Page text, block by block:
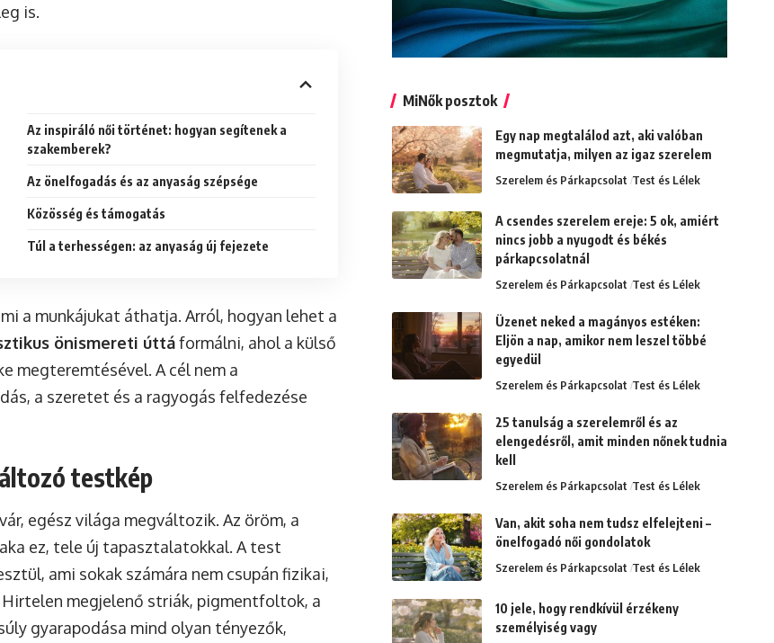
is.
Az inspiráló női történet: hogyan segítenek a
szakemberek?
Az önelfogadás és az anyaság szépsége
Közösség és támogatás
Túl a terhességen: az anyaság új fejezete
a munkájukat áthatja. Arról, hogyan lehet a
önismereti úttáformálni, ahol a külső
megteremtésével. A cél nem a
a szeretet és a ragyogás felfedezése
testkép
egész világa megváltozik. Az öröm, a
ez, tele új tapasztalatokkal. A test
ami sokak számára nem csupán fizikai,
megjelenő striák, pigmentfoltok, a
gyarapodása mind olyan tényezők,
MiNők posztok
Egy nap megtalálod azt, aki valóban
megmutatja, milyen az igaz szerelem
Szerelem és Párkapcsolat Test és Lélek
A csendes szerelem ereje: 5 ok, amiért
nincs jobb a nyugodt és békés
párkapcsolatnál
Szerelem és Párkapcsolat Test és Lélek
Üzenet neked a magányos estéken:
Eljön a nap, amikor nem leszel többé
egyedül
Szerelem és Párkapcsolat Test és Lélek
25 tanulság a szerelemről és az
elengedésről, amit minden nőnek tudnia
kell
Szerelem és Párkapcsolat Test és Lélek
Van, akit soha nem tudsz elfelejteni –
önelfogadó női gondolatok
Szerelem és Párkapcsolat Test és Lélek
10 jele, hogy rendkívül érzékeny
személyiség vagy